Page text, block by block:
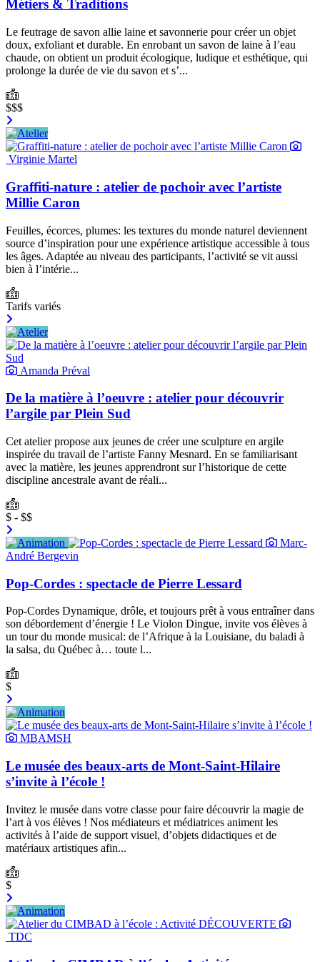
Métiers & Traditions
Le feutrage de savon allie laine et savonnerie pour créer un objet
doux, exfoliant et durable. En enrobant un savon de laine à l’eau
chaude, on obtient un produit écologique, ludique et esthétique, qui
prolonge la durée de vie du savon et s’...
$$$
Virginie Martel
Graffiti-nature : atelier de pochoir avec l’artiste
Millie Caron
Feuilles, écorces, plumes: les textures du monde naturel deviennent
source d’inspiration pour une expérience artistique accessible à tous
les âges. Adaptée au niveau des participants, l’activité se vit aussi
bien à l’intérie...
Tarifs variés
Amanda Préval
De la matière à l’oeuvre : atelier pour découvrir
l’argile par Plein Sud
Cet atelier propose aux jeunes de créer une sculpture en argile
inspirée du travail de l’artiste Fanny Mesnard. En se familiarisant
avec la matière, les jeunes apprendront sur l’historique de cette
discipline ancestrale avant de réali...
$ - $$
Marc-
André Bergevin
Pop-Cordes : spectacle de Pierre Lessard
Pop-Cordes Dynamique, drôle, et toujours prêt à vous entraîner dans
son débordement d’énergie ! Le Violon Dingue, invite vos élèves à
un tour du monde musical: de l’Afrique à la Louisiane, du baladi à
la salsa, du Québec à… toute l...
$
MBAMSH
Le musée des beaux-arts de Mont-Saint-Hilaire
s’invite à l’école !
Invitez le musée dans votre classe pour faire découvrir la magie de
l’art à vos élèves ! Nos médiateurs et médiatrices animent les
activités à l’aide de support visuel, d’objets didactiques et de
matériaux artistiques afin...
$
TDC